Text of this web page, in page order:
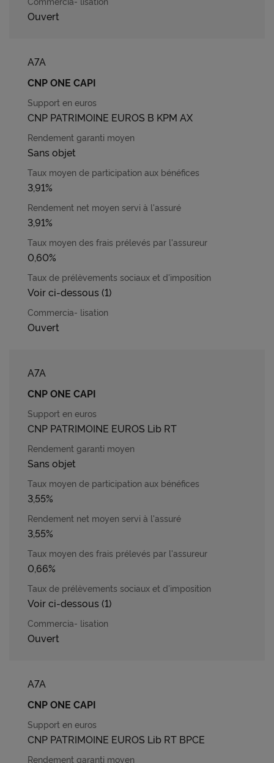
Ouvert
A7A
CNP ONE CAPI
CNP PATRIMOINE EUROS B KPM AX
Sans objet
3,91%
3,91%
0,60%
Voir ci-dessous (1)
Ouvert
A7A
CNP ONE CAPI
CNP PATRIMOINE EUROS Lib RT
Sans objet
3,55%
3,55%
0,66%
Voir ci-dessous (1)
Ouvert
A7A
CNP ONE CAPI
CNP PATRIMOINE EUROS Lib RT BPCE